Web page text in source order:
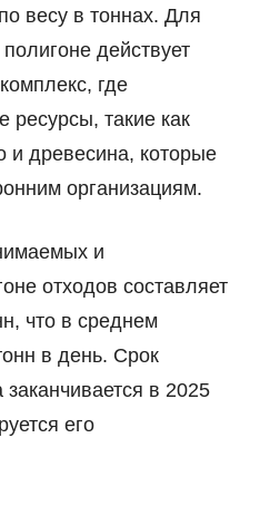
весу в тоннах. Для
действует
где
ресурсы, такие как
и древесина, которые
организациям.
и
отходов составляет
что в среднем
в день. Срок
в 2025
его